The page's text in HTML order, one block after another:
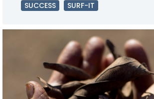
SUCCESS
SURF-IT